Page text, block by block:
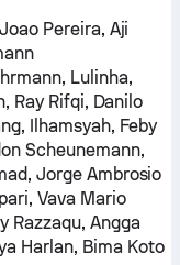
Pereira, Aji
Lulinha,
Ray Rifqi, Danilo
Ilhamsyah, Feby
Scheunemann,
Jorge Ambrosio
Vava Mario
Razzaqu, Angga
Harlan, Bima Koto